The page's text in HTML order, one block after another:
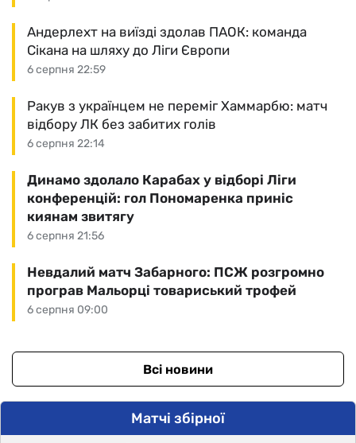
6 серпня 22:59
Андерлехт на виїзді здолав ПАОК: команда
Сікана на шляху до Ліги Європи
6 серпня 22:14
Ракув з українцем не переміг Хаммарбю: матч
відбору ЛК без забитих голів
6 серпня 21:56
Динамо здолало Карабах у відборі Ліги
конференцій: гол Пономаренка приніс
киянам звитягу
6 серпня 09:00
Невдалий матч Забарного: ПСЖ розгромно
програв Мальорці товариський трофей
Всі новини
Матчі збірної